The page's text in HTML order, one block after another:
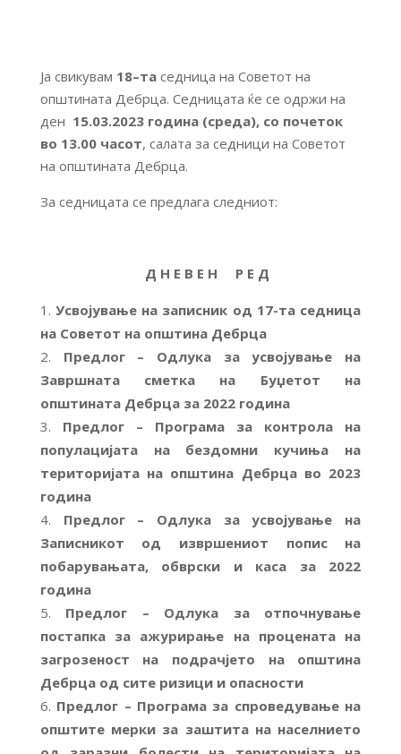
Ја свикувам 18–таседница на Советот на
општината Дебрца. Седницата ќе се одржи на
ден 15.03.2023 година (среда), со почеток
во 13.00 часот, салата за седници на Советот
на општината Дебрца.
За седницата се предлага следниот:
Д Н Е В Е Н Р Е Д
Усвојување на записник од 17-та седница
на Советот на општина Дебрца
Предлог – Одлука за усвојување на
Завршната сметка на Буџетот на
општината Дебрца за 2022 година
Предлог – Програма за контрола на
популацијата на бездомни кучиња на
територијата на општина Дебрца во 2023
година
Предлог – Одлука за усвојување на
Записникот од извршениот попис на
побарувањата, обврски и каса за 2022
година
Предлог – Одлука за отпочнување
постапка за ажурирање на процената на
загрозеност на подрачјето на општина
Дебрца од сите ризици и опасности
Предлог – Програма за спроведување на
општите мерки за заштита на населнието